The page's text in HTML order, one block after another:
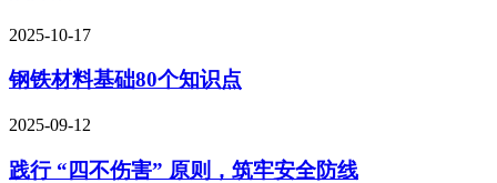
2025-10-17
钢铁材料基础80个知识点
2025-09-12
践行 “四不伤害” 原则，筑牢安全防线